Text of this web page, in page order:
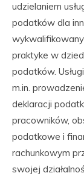
udzielaniem
podatków dla
praktyke w
podatków.
m.in.
deklaracji
pracowników,
podatkowe i
rachunkowym
swojej